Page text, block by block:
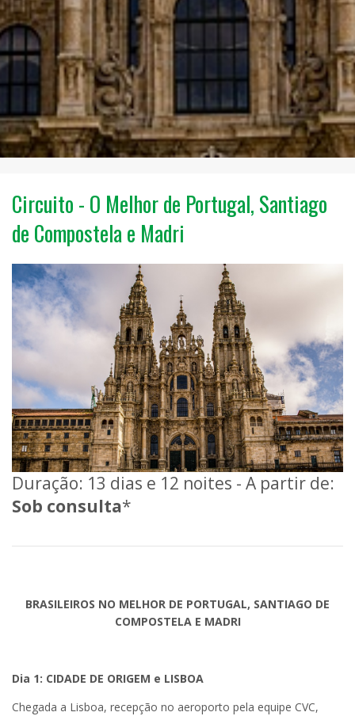
Circuito - O Melhor de Portugal, Santiago
de Compostela e Madri
Duração: 13 dias e 12 noites - A partir de:
Sob consulta*
BRASILEIROS NO MELHOR DE PORTUGAL, SANTIAGO DE
COMPOSTELA E MADRI
Dia 1: CIDADE DE ORIGEM e LISBOA
Chegada a Lisboa, recepção no aeroporto pela equipe CVC,